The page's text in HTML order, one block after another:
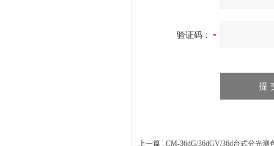
验证码：
上一篇 : CM-36dG/36dGV/36d台式分光测